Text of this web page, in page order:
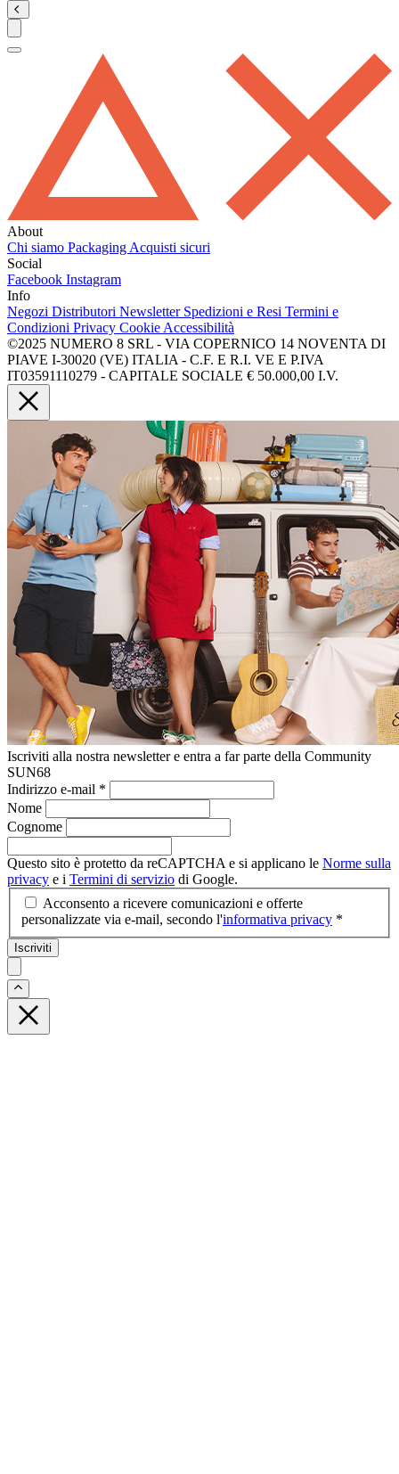
About
Chi siamo Packaging Acquisti sicuri
Social
Facebook Instagram
Info
Negozi Distributori Newsletter Spedizioni e Resi Termini e
Condizioni Privacy Cookie Accessibilità
©2025 NUMERO 8 SRL - VIA COPERNICO 14 NOVENTA DI
PIAVE I-30020 (VE) ITALIA - C.F. E R.I. VE E P.IVA
IT03591110279 - CAPITALE SOCIALE € 50.000,00 I.V.
Iscriviti alla nostra newsletter e entra a far parte della Community
SUN68
Indirizzo e-mail *
Nome
Cognome
Questo sito è protetto da reCAPTCHA e si applicano le Norme sulla
privacy e i Termini di servizio di Google.
Acconsento a ricevere comunicazioni e offerte
personalizzate via e-mail, secondo l'informativa privacy *
Iscriviti